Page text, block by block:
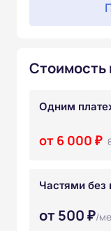
Стоимость
Одним
от 6 000 ₽
Частями без
от 500 ₽/